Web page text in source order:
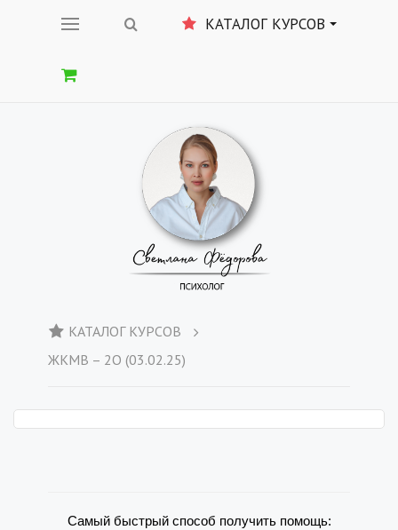
КАТАЛОГ КУРСОВ
КАТАЛОГ КУРСОВ
ЖКМВ – 2О (03.02.25)
Самый быстрый способ получить помощь: